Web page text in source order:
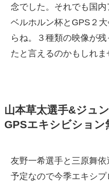
念でした。それでも国
ベルホルン杯とGPS２
らね。３種類の映像が
たと言えるのかもしれま
山本草太選手&ジュ
GPSエキシビショ
友野一希選手と三原舞
予定なので今季エキシ